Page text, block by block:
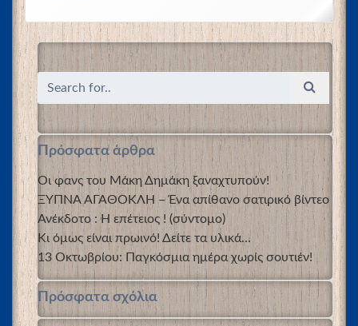
Πρόσφατα άρθρα
Οι φανς του Μάκη Δημάκη ξαναχτυπούν!
ΞΥΠΝΑ ΑΓΑΘΟΚΛΗ – Ένα απίθανο σατιρικό βίντεο
Ανέκδοτο : Η επέτειος ! (σύντομο)
Κι όμως είναι πρωινό! Δείτε τα υλικά…
13 Οκτωβρίου: Παγκόσμια ημέρα χωρίς σουτιέν!
Πρόσφατα σχόλια